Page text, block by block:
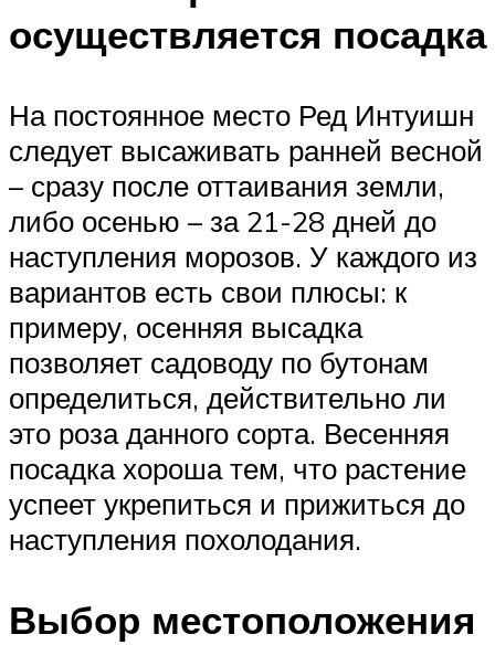
осуществляется посадка
На постоянное место Ред Интуишн
следует высаживать ранней весной
– сразу после оттаивания земли,
либо осенью – за 21-28 дней до
наступления морозов. У каждого из
вариантов есть свои плюсы: к
примеру, осенняя высадка
позволяет садоводу по бутонам
определиться, действительно ли
это роза данного сорта. Весенняя
посадка хороша тем, что растение
успеет укрепиться и прижиться до
наступления похолодания.
Выбор местоположения